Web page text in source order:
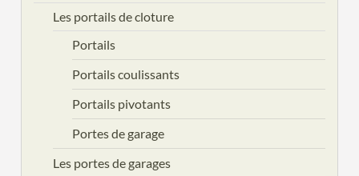
Les portails de cloture
Portails
Portails coulissants
Portails pivotants
Portes de garage
Les portes de garages